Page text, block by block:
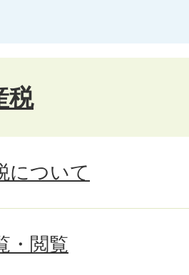
税
について
・閲覧